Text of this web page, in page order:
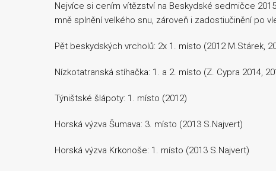
Nejvíce si cením vítězství na Beskydské sedmičce
mně splnění velkého snu, zároveň i zadostiučinění po
Pět beskydských vrcholů: 2x 1. místo (2012 M.Stárek,
Nízkotatranská stíhačka: 1. a 2. místo (Z. Cypra 2014,
Týništské šlápoty: 1. místo (2012)
Horská výzva Šumava: 3. místo (2013 S.Najvert)
Horská výzva Krkonoše: 1. místo (2013 S.Najvert)